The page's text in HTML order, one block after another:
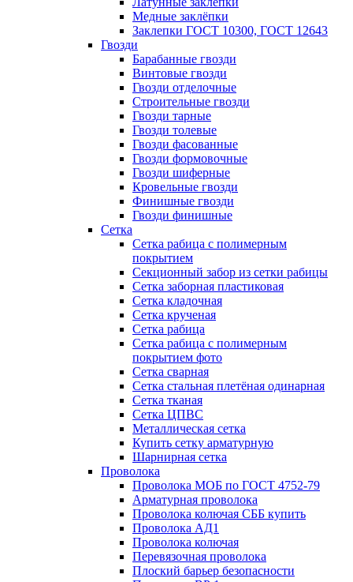
Медные заклёпки
Заклепки ГОСТ 10300, ГОСТ 12643
Гвозди
Барабанные гвозди
Винтовые гвозди
Гвозди отделочные
Строительные гвозди
Гвозди тарные
Гвозди толевые
Гвозди фасованные
Гвозди формовочные
Гвозди шиферные
Кровельные гвозди
Финишные гвозди
Гвозди финишные
Сетка
Сетка рабица с полимерным
покрытием
Секционный забор из сетки рабицы
Сетка заборная пластиковая
Сетка кладочная
Сетка крученая
Сетка рабица
Сетка рабица с полимерным
покрытием фото
Сетка сварная
Сетка стальная плетёная одинарная
Сетка тканая
Сетка ЦПВС
Металлическая сетка
Купить сетку арматурную
Шарнирная сетка
Проволока
Проволока МОБ по ГОСТ 4752-79
Арматурная проволока
Проволока колючая СББ купить
Проволока АД1
Проволока колючая
Перевязочная проволока
Плоский барьер безопасности